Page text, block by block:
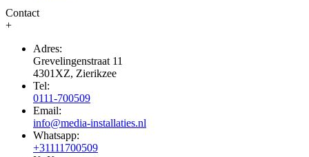
Contact
+
Adres:
Grevelingenstraat 11
4301XZ, Zierikzee
Tel:
0111-700509
Email:
info@media-installaties.nl
Whatsapp:
+31111700509